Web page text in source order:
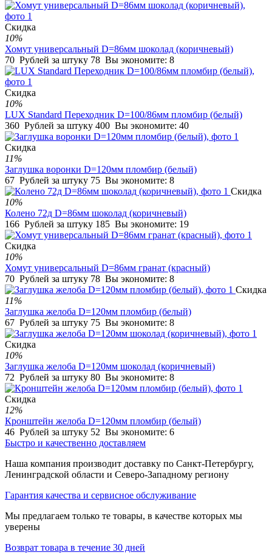
Скидка
10%
Хомут универсальный D=86мм шоколад (коричневый)
70 Рублей за штуку 78 Вы экономите: 8
Скидка
10%
LUX Standard Переходник D=100/86мм пломбир (белый)
360 Рублей за штуку 400 Вы экономите: 40
Скидка
11%
Заглушка воронки D=120мм пломбир (белый)
67 Рублей за штуку 75 Вы экономите: 8
Скидка
10%
Колено 72д D=86мм шоколад (коричневый)
166 Рублей за штуку 185 Вы экономите: 19
Скидка
10%
Хомут универсальный D=86мм гранат (красный)
70 Рублей за штуку 78 Вы экономите: 8
Скидка
11%
Заглушка желоба D=120мм пломбир (белый)
67 Рублей за штуку 75 Вы экономите: 8
Скидка
10%
Заглушка желоба D=120мм шоколад (коричневый)
72 Рублей за штуку 80 Вы экономите: 8
Скидка
12%
Кронштейн желоба D=120мм пломбир (белый)
46 Рублей за штуку 52 Вы экономите: 6
Быстро и качественно доставляем
Наша компания производит доставку по Санкт-Петербургу,
Ленинградской области и Северо-Западному региону
Гарантия качества и сервисное обслуживание
Мы предлагаем только те товары, в качестве которых мы
уверены
Возврат товара в течение 30 дней